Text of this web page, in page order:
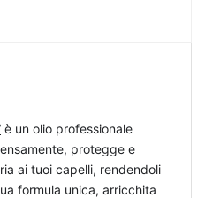
è un olio professionale
protegge e
ai tuoi capelli, rendendoli
formula unica, arricchita